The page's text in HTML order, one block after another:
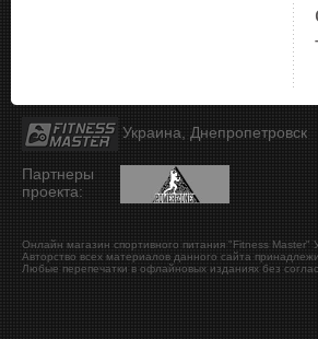
Украина, Днепропетровск
Партнеры
проекта:
Онлайн магазин спортивного питания "Fitness Master"
Авторство всех материалов данного сайта
Любые перепечатки в офлайновых изданиях без